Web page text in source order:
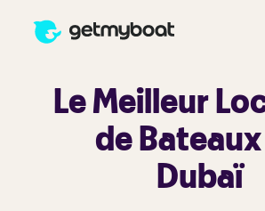
Le Meilleur
de
Dubaï